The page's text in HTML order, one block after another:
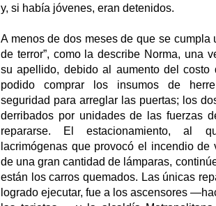
y, si había jóvenes, eran detenidos.
A menos de dos meses de que se cumpla
de terror”, como la describe Norma, una
su apellido, debido al aumento del
podido comprar los insumos de
seguridad para arreglar las puertas; los
derribados por unidades de las fuerzas
repararse. El estacionamiento, al
lacrimógenas que provocó el incendio de
de una gran cantidad de lámparas,
están los carros quemados. Las únicas
logrado ejecutar, fue a los ascensores